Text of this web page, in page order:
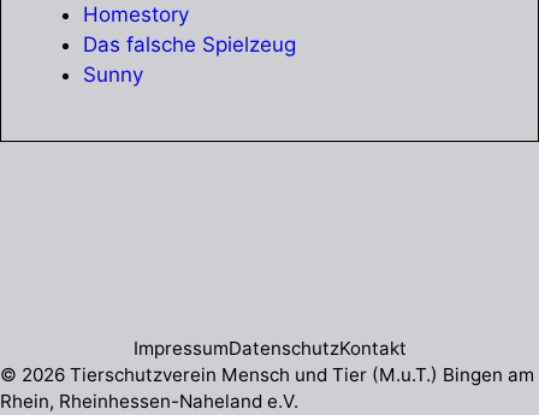
Homestory
Das falsche Spielzeug
Sunny
© 2026 Tierschutzverein Mensch und Tier (M.u.T.) Bingen am
Rhein, Rheinhessen-Naheland e.V.
ImpressumDatenschutzKontakt